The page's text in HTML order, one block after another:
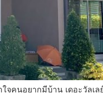
จคนอยากมีบ้าน เดอะวัล